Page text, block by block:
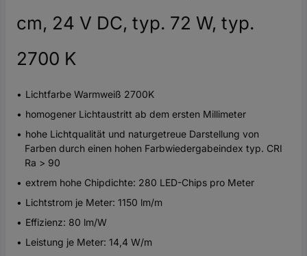
cm, 24 V DC, typ. 72 W, typ.
2700 K
Lichtfarbe Warmweiß 2700K
homogener Lichtaustritt ab dem ersten Millimeter
hohe Lichtqualität und naturgetreue Darstellung von
Farben durch einen hohen Farbwiedergabeindex typ. CRI
Ra > 90
extrem hohe Chipdichte: 280 LED-Chips pro Meter
Lichtstrom je Meter: 1150 lm/m
Effizienz: 80 lm/W
Leistung je Meter: 14,4 W/m